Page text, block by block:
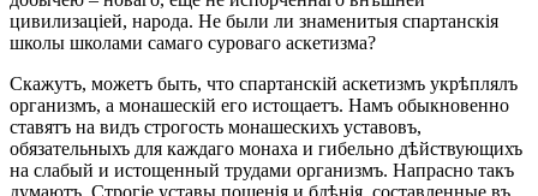
цивилизаціей, народа. Не были ли знаменитыя спартанскія
школы школами самаго суроваго аскетизма?
Скажутъ, можетъ быть, что спартанскій аскетизмъ укрѣплялъ
организмъ, а монашескій его истощаетъ. Намъ обыкновенно
ставятъ на видъ строгость монашескихъ уставовъ,
обязательныхъ для каждаго монаха и гибельно дѣйствующихъ
на слабый и истощенный трудами организмъ. Напрасно такъ
думаютъ. Строгіе уставы пощенія и бдѣнія, составленные въ